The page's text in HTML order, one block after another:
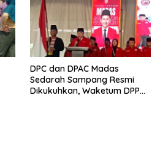
DPC dan DPAC Madas
Sedarah Sampang Resmi
Dikukuhkan, Waketum DPP